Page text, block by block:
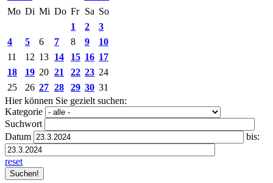
Mo Di Mi Do Fr Sa So
1
2
3
4
5 6 7 8 9
10
11
12 13 14 15 16 17
18
19 20 21 22 23 24
25
26 27 28 29 30 31
Hier können Sie gezielt suchen:
Kategorie
Suchwort
Datum
bis:
reset